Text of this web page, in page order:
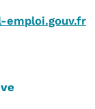
emploi.gouv.fr